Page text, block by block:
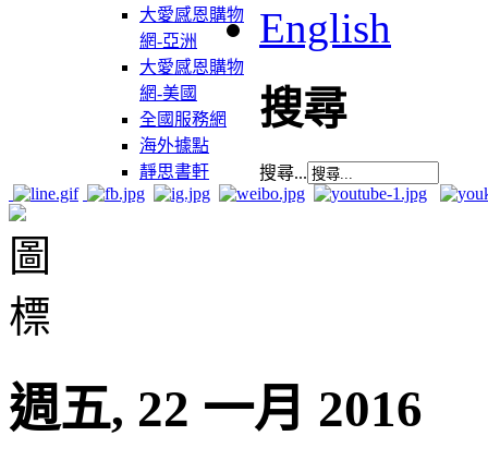
大愛感恩購物
網-亞洲
大愛感恩購物
網-美國
全國服務網
海外據點
靜思書軒
English
搜尋
搜尋...
週五, 22 一月 2016